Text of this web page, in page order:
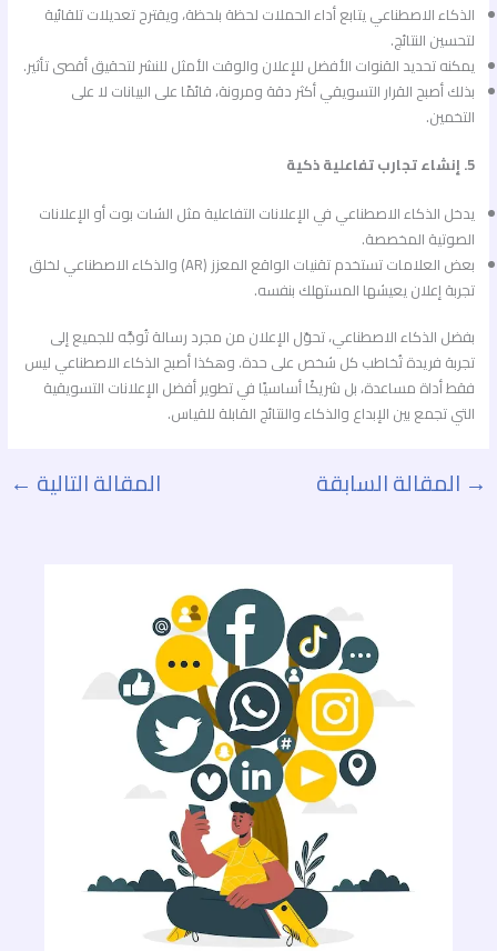
الذكاء الاصطناعي يتابع أداء الحملات لحظة بلحظة، ويقترح تعديلات تلقائية
لتحسين النتائج.
يمكنه تحديد القنوات الأفضل للإعلان والوقت الأمثل للنشر لتحقيق أقصى تأثير.
بذلك أصبح القرار التسويقي أكثر دقة ومرونة، قائمًا على البيانات لا على
التخمين.
5. إنشاء تجارب تفاعلية ذكية
يدخل الذكاء الاصطناعي في الإعلانات التفاعلية مثل الشات بوت أو الإعلانات
الصوتية المخصصة.
بعض العلامات تستخدم تقنيات الواقع المعزز (AR) والذكاء الاصطناعي لخلق
تجربة إعلان يعيشها المستهلك بنفسه.
بفضل الذكاء الاصطناعي، تحوّل الإعلان من مجرد رسالة تُوجَّه للجميع إلى
تجربة فريدة تُخاطب كل شخص على حدة. وهكذا أصبح الذكاء الاصطناعي ليس
فقط أداة مساعدة، بل شريكًا أساسيًا في تطوير أفضل الإعلانات التسويقية
التي تجمع بين الإبداع والذكاء والنتائج القابلة للقياس.
→ المقالة السابقة المقالة التالية ←